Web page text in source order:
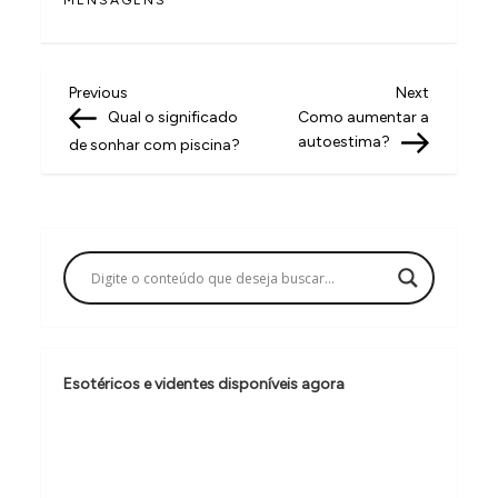
N
a
g
a
ç
o
Previous
Post
Previous
Qual o significado
de sonhar com piscina?
Next
Post
Next
Como aumentar a
autoestima?
Esotéricos e videntes disponíveis agora